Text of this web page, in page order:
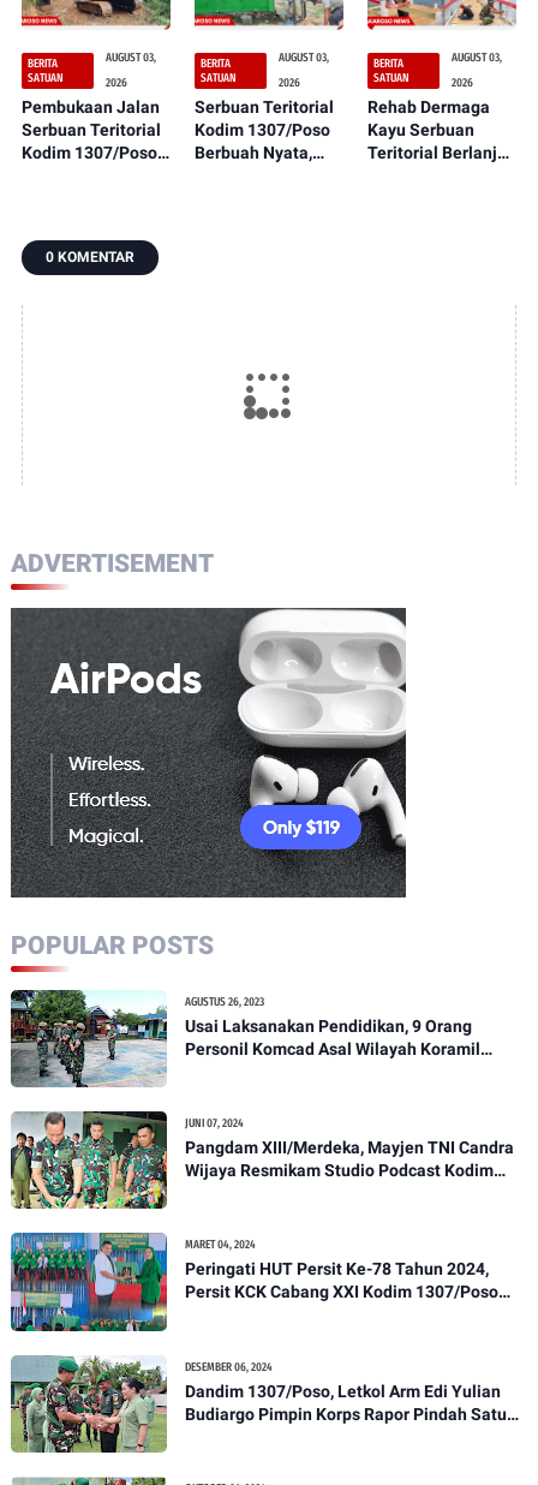
Segera Dirasakan
Masyarakat
BERITA
SATUAN
AUGUST 03,
2026
Pembukaan Jalan
Serbuan Teritorial
Kodim 1307/Poso
Wujudkan Akses
Lebih Baik bagi
Dulumai
BERITA
SATUAN
AUGUST 03,
2026
Serbuan Teritorial
Kodim 1307/Poso
Berbuah Nyata,
BERITA
SATUAN
AUGUST 03,
2026
Rehab Dermaga
Kayu Serbuan
Teritorial Berlanjut
0 KOMENTAR
ADVERTISEMENT
POPULAR POSTS
AGUSTUS 26, 2023
Usai Laksanakan Pendidikan, 9 Orang
Personil Komcad Asal Wilayah Koramil
JUNI 07, 2024
Pangdam XIII/Merdeka, Mayjen TNI Candra
Wijaya Resmikam Studio Podcast Kodim
MARET 04, 2024
Peringati HUT Persit Ke-78 Tahun 2024,
Persit KCK Cabang XXI Kodim 1307/Poso
DESEMBER 06, 2024
Dandim 1307/Poso, Letkol Arm Edi Yulian
Budiargo Pimpin Korps Rapor Pindah Satuan